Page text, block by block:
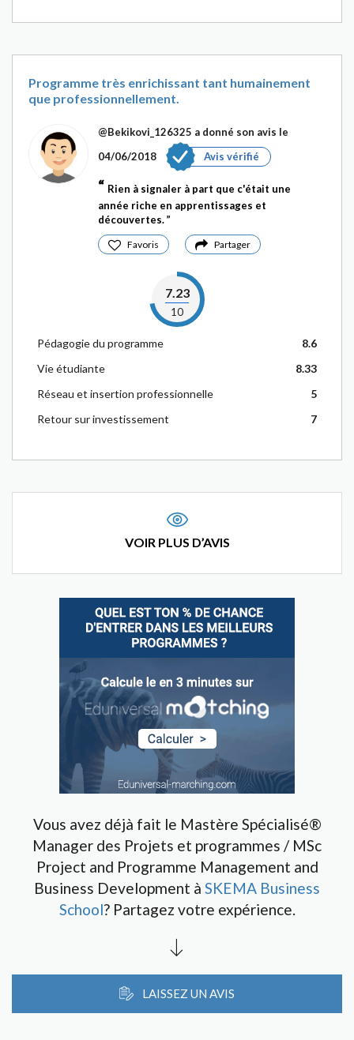
Programme très enrichissant tant humainement
que professionnellement.
@Bekikovi_126325 a donné son avis le
04/06/2018
Avis vérifié
Rien à signaler à part que c'était une
année riche en apprentissages et
découvertes.
Favoris Partager
7.23
10
Pédagogie du programme
8.6
Vie étudiante
8.33
Réseau et insertion professionnelle
5
Retour sur investissement
7
VOIR PLUS D’AVIS
Vous avez déjà fait le Mastère Spécialisé®
Manager des Projets et programmes / MSc
Project and Programme Management and
Business Development à SKEMA Business
School? Partagez votre expérience.
LAISSEZ UN AVIS